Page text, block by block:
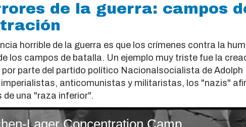
de la guerra: campos
horrible de la guerra es que los crímenes contra la
los campos de batalla. Un ejemplo muy triste fue la
parte del partido político Nacionalsocialista de Adolph
anticomunistas y militaristas, los "nazis"
de una "raza inferior".
Lager Concentration Camp